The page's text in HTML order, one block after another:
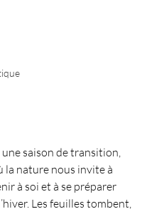
une saison de transition,
la nature nous invite à
à soi et à se préparer
Les feuilles tombent,